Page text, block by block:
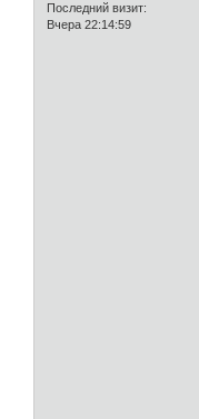
Последний визит:
Вчера 22:14:59